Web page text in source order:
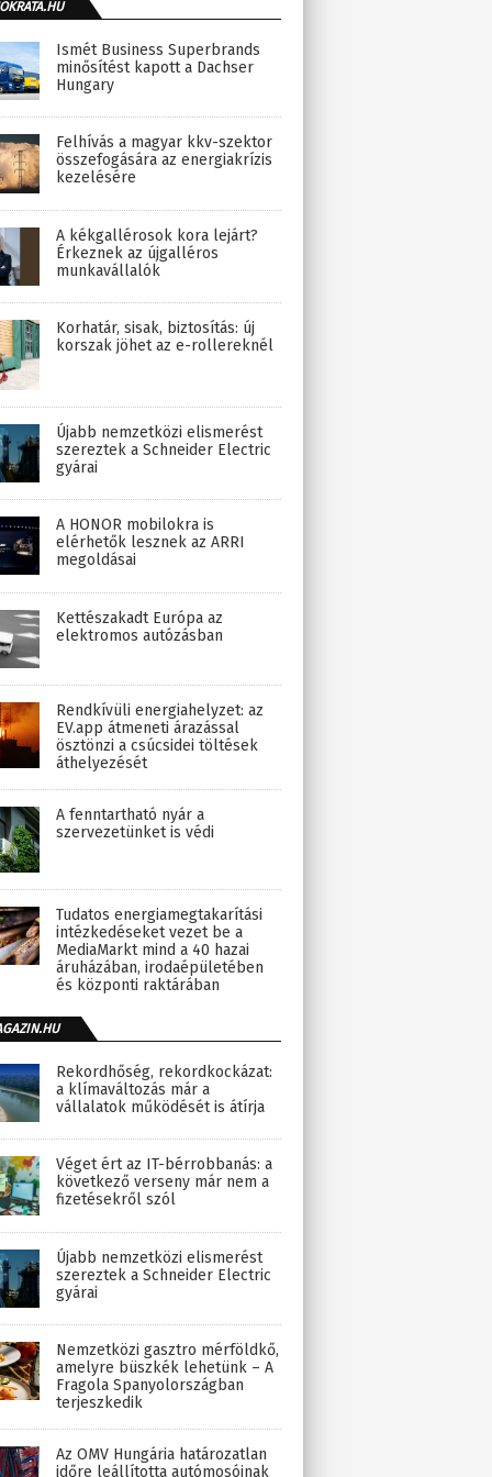
Ismét Business Superbrands
minősítést kapott a Dachser
Hungary
Felhívás a magyar kkv-szektor
összefogására az energiakrízis
kezelésére
A kékgallérosok kora lejárt?
Érkeznek az újgalléros
munkavállalók
Korhatár, sisak, biztosítás: új
korszak jöhet az e-rollereknél
Újabb nemzetközi elismerést
szereztek a Schneider Electric
gyárai
A HONOR mobilokra is
elérhetők lesznek az ARRI
megoldásai
Kettészakadt Európa az
elektromos autózásban
Rendkívüli energiahelyzet: az
EV.app átmeneti árazással
ösztönzi a csúcsidei töltések
áthelyezését
A fenntartható nyár a
szervezetünket is védi
Tudatos energiamegtakarítási
intézkedéseket vezet be a
MediaMarkt mind a 40 hazai
áruházában, irodaépületében
és központi raktárában
Rekordhőség, rekordkockázat:
a klímaváltozás már a
vállalatok működését is átírja
Véget ért az IT-bérrobbanás: a
következő verseny már nem a
fizetésekről szól
Újabb nemzetközi elismerést
szereztek a Schneider Electric
gyárai
Nemzetközi gasztro mérföldkő,
amelyre büszkék lehetünk – A
Fragola Spanyolországban
terjeszkedik
Az OMV Hungária határozatlan
időre leállította autómosóinak